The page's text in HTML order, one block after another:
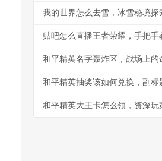
我的世界怎么去雪，冰雪秘境探
贴吧怎么直播王者荣耀，手把手
和平精英名字轰炸区，战场上的